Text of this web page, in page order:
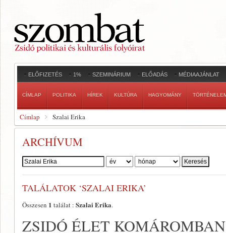
ELŐFIZETÉS 1% SZEMINÁRIUM ELŐADÁS MÉDIAAJÁNLAT
CÍMLAP POLITIKA HÍREK KULTÚRA HAGYOMÁNY
Címlap Szalai Erika
ARCHÍVUM
Szerző:
TALÁLATOK ‘SZALAI ERIKA’
Összesen 1 találat : Szalai Erika.
ZSIDÓ ÉLET KOMÁROMBAN